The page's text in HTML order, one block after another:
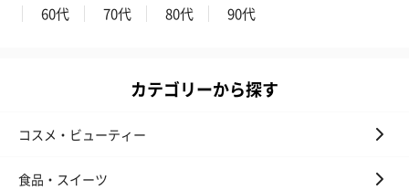
60代
70代 80代 90代
カテゴリーから探す
コスメ・ビューティー
食品・スイーツ